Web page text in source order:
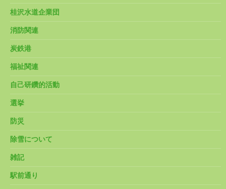
桂沢水道企業団
消防関連
炭鉄港
福祉関連
自己研鑽的活動
選挙
防災
除雪について
雑記
駅前通り